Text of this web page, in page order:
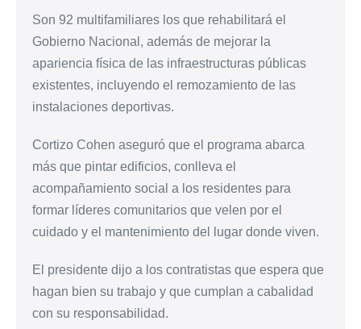
Son 92 multifamiliares los que rehabilitará el
Gobierno Nacional, además de mejorar la
apariencia física de las infraestructuras públicas
existentes, incluyendo el remozamiento de las
instalaciones deportivas.
Cortizo Cohen aseguró que el programa abarca
más que pintar edificios, conlleva el
acompañamiento social a los residentes para
formar líderes comunitarios que velen por el
cuidado y el mantenimiento del lugar donde viven.
El presidente dijo a los contratistas que espera que
hagan bien su trabajo y que cumplan a cabalidad
con su responsabilidad.